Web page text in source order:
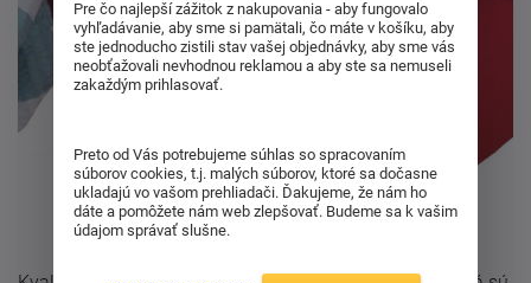
Pre čo najlepší zážitok z nakupovania - aby fungovalo
vyhľadávanie, aby sme si pamätali, čo máte v košíku, aby
ste jednoducho zistili stav vašej objednávky, aby sme vás
neobťažovali nevhodnou reklamou a aby ste sa nemuseli
zakaždým prihlasovať.
Preto od Vás potrebujeme súhlas so spracovaním
súborov cookies, t.j. malých súborov, ktoré sa dočasne
ukladajú vo vašom prehliadači. Ďakujeme, že nám ho
dáte a pomôžete nám web zlepšovať. Budeme sa k vašim
údajom správať slušne.